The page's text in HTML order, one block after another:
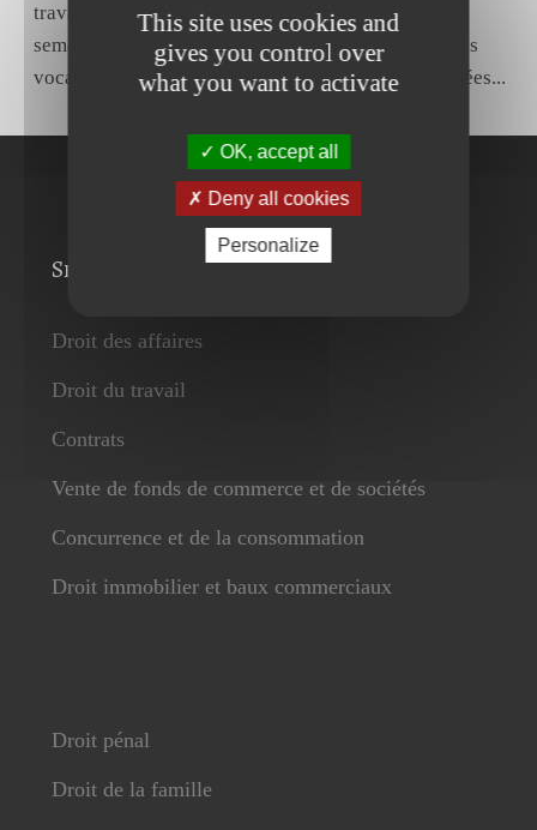
travail de trente-cinq heures sur quatre jours de la
semaine, constituent des jours de repos qui n'ont pas
vocation à compenser des heures de travail effectuées...
Services
Droit des affaires
Droit du travail
Contrats
Vente de fonds de commerce et de sociétés
Concurrence et de la consommation
Droit immobilier et baux commerciaux
Droit pénal
Droit de la famille
This site uses cookies and
gives you control over
what you want to activate
OK, accept all
Deny all cookies
Personalize